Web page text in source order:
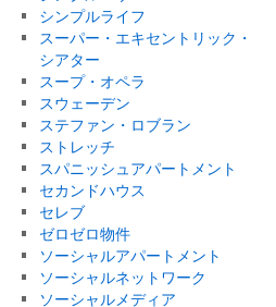
シンプルライフ
スーパー・エキセントリック・
シアター
スープ・オペラ
スウェーデン
ステファン・ロブラン
ストレッチ
スパニッシュアパートメント
セカンドハウス
セレブ
ゼロゼロ物件
ソーシャルアパートメント
ソーシャルネットワーク
ソーシャルメディア